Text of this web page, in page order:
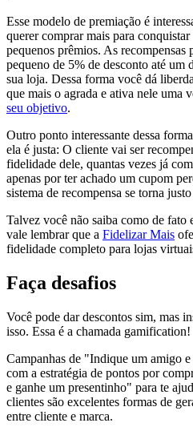
Esse modelo de premiação é
querer comprar mais para
pequenos prêmios. As
pequeno de 5% de desconto até um
sua loja. Dessa forma você dá
que mais o agrada e ativa nele uma
seu objetivo.
Outro ponto interessante dessa
ela é justa: O cliente vai ser
fidelidade dele, quantas vezes já
apenas por ter achado um cupom
sistema de recompensa se torna
Talvez você não saiba como de fato
vale lembrar que a Fidelizar Mais
fidelidade completo para lojas
Faça desafios
Você pode dar descontos sim, mas
isso. Essa é a chamada gamification!
Campanhas de "Indique um amigo
com a estratégia de pontos por
e ganhe um presentinho" para te
clientes são excelentes formas de
entre cliente e marca.